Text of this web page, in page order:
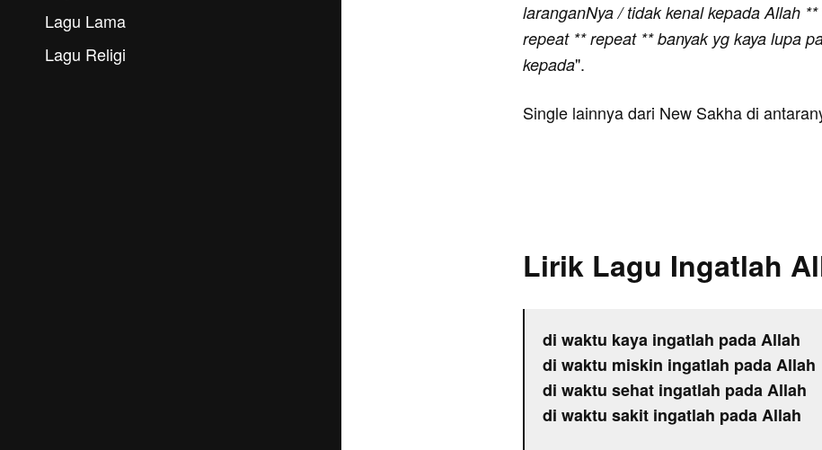
Lagu Lama
Lagu Religi
laranganNya / tidak kenal kepada Allah
repeat ** repeat ** banyak yg kaya lupa
kepada".
Single lainnya dari New Sakha di
Lirik Lagu Ingatlah
di waktu kaya ingatlah pada Allah
di waktu miskin ingatlah pada Allah
di waktu sehat ingatlah pada Allah
di waktu sakit ingatlah pada Allah